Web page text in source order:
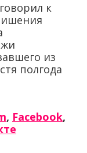
к
из
полгода
, Facebook,